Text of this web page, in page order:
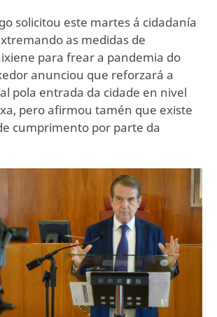
solicitou este martes á cidadanía
as medidas de
para frear a pandemia do
anunciou que reforzará a
pola entrada da cidade en nivel
pero afirmou tamén que existe
cumprimento por parte da